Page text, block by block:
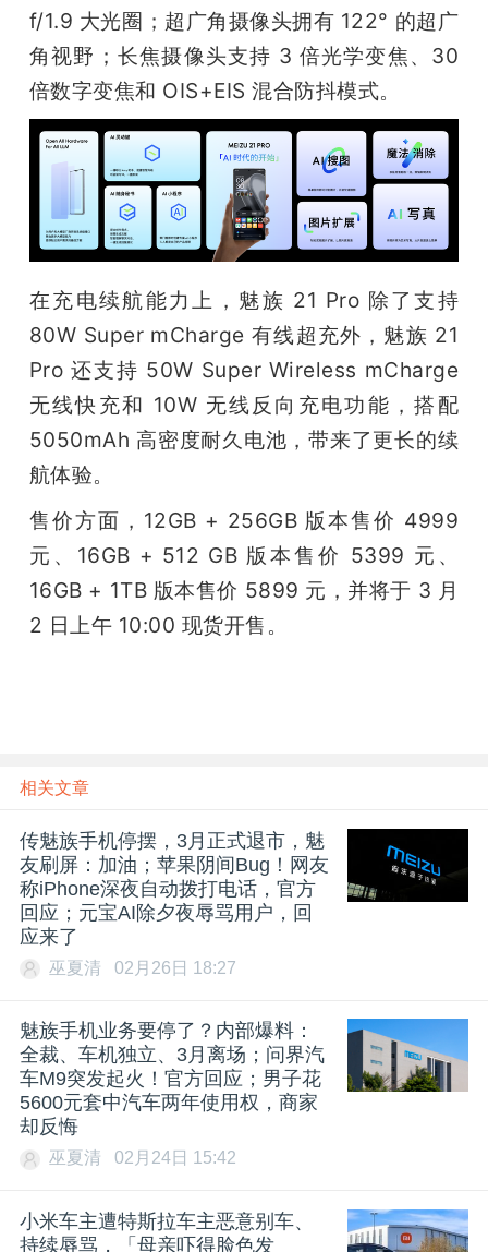
f/1.9 大光圈；超广角摄像头拥有 122° 的超广
角视野；长焦摄像头支持 3 倍光学变焦、30
倍数字变焦和 OIS+EIS 混合防抖模式。
在充电续航能力上，魅族 21 Pro 除了支持
80W Super mCharge 有线超充外，魅族 21
Pro 还支持 50W Super Wireless mCharge
无线快充和 10W 无线反向充电功能，搭配
5050mAh 高密度耐久电池，带来了更长的续
航体验。
售价方面，12GB + 256GB 版本售价 4999
元、16GB + 512 GB 版本售价 5399 元、
16GB + 1TB 版本售价 5899 元，并将于 3 月
2 日上午 10:00 现货开售。
相关文章
传魅族手机停摆，3月正式退市，魅
友刷屏：加油；苹果阴间Bug！网友
称iPhone深夜自动拨打电话，官方
回应；元宝AI除夕夜辱骂用户，回
应来了
巫夏清 02月26日 18:27
魅族手机业务要停了？内部爆料：
全裁、车机独立、3月离场；问界汽
车M9突发起火！官方回应；男子花
5600元套中汽车两年使用权，商家
却反悔
巫夏清 02月24日 15:42
小米车主遭特斯拉车主恶意别车、
持续辱骂，「母亲吓得脸色发